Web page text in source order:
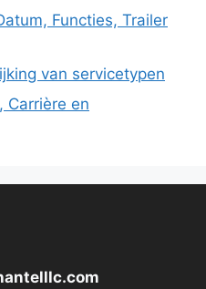
Functies, Trailer
van servicetypen
Carrière en